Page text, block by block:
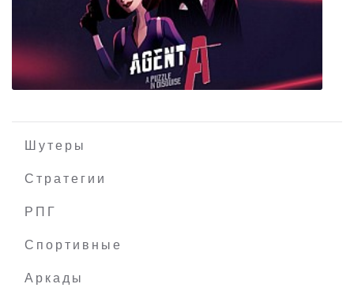
Infernal Radiation
Шутеры
Стратегии
РПГ
Спортивные
Аркады